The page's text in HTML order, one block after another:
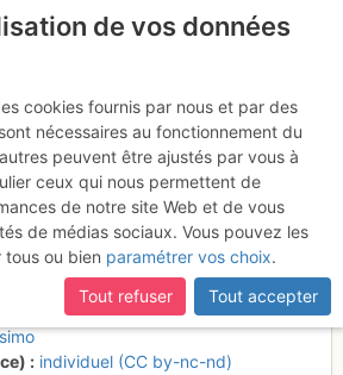
Rouges
aussi sont
1999 00:00
individuel (CC by-nc-nd)
de vos données
cookies fournis par nous et par des
nécessaires au fonctionnement du
peuvent être ajustés par vous à
ceux qui nous permettent de
de notre site Web et de vous
de médias sociaux. Vous pouvez les
ou bien paramétrer vos choix.
Tout refuser
Tout accepter